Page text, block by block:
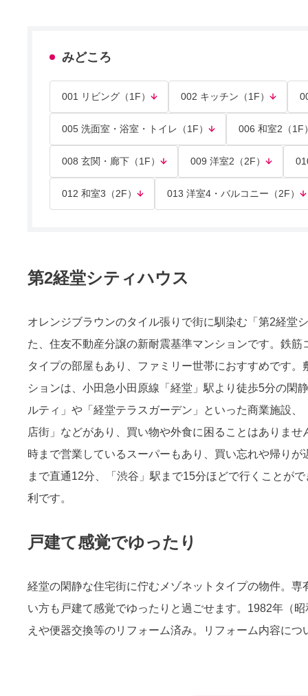
みどころ
001 リビング（1F） 002 キッチン（1F）
005 洗面室・浴室・トイレ（1F） 006 和室2（1F
008 玄関・廊下（1F） 009 洋室2（2F）
012 和室3（2F） 013 洋室4・バルコニー（2F）
第2経堂シティハウス
オレンジブラウンのタイル張りで街に馴染む「第2経堂
た、住友不動産分譲の新耐震基準マンションです。鉄
タイプの部屋もあり、ファミリー世帯におすすめです
ションは、小田急小田原線「経堂」駅より徒歩5分の閑
ルティ」や「経堂テラスガーデン」といった商業施設
店街」などがあり、買い物や外食に困ることはありま
時まで営業しているスーパーもあり、買い忘れや帰り
まで直通12分、「渋谷」駅まで15分ほどで行くことが
利です。
戸建て感覚でゆったり
経堂の閑静な住宅街に佇むメゾネットタイプの物件。
い方も戸建て感覚でゆったりと過ごせます。1982年（
えや便器交換等のリフォーム済み。リフォーム内容に